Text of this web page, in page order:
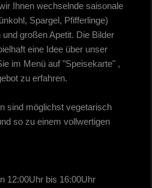
Ihnen wechselnde saisonale
Spargel, Pfifferlinge)
großen Apetit. Die Bilder
eine Idee über unser
im Menü auf "Speisekarte" ,
zu erfahren.
sind möglichst vegetarisch
so zu einem vollwertigen
12:00Uhr bis 16:00Uhr